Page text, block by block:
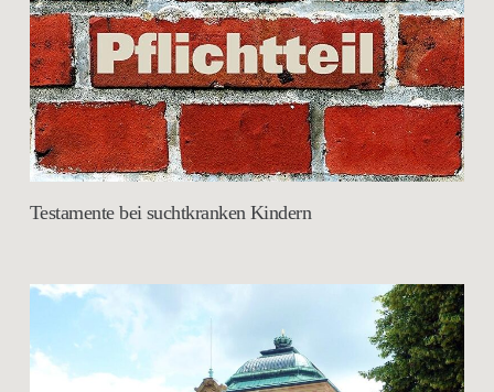
Testamente bei suchtkranken Kindern